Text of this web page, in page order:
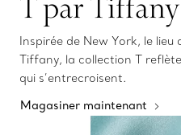
Inspirée de New York, le
Tiffany, la collection T
qui s’entrecroisent.
Magasiner maintenant